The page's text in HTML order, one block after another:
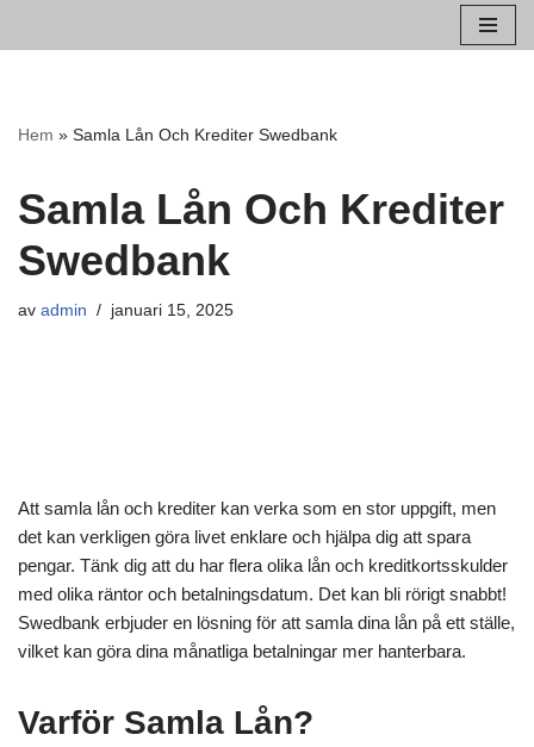
Hem » Samla Lån Och Krediter Swedbank
Samla Lån Och Krediter
Swedbank
av admin januari 15, 2025
Att samla lån och krediter kan verka som en stor uppgift, men
det kan verkligen göra livet enklare och hjälpa dig att spara
pengar. Tänk dig att du har flera olika lån och kreditkortsskulder
med olika räntor och betalningsdatum. Det kan bli rörigt snabbt!
Swedbank erbjuder en lösning för att samla dina lån på ett ställe,
vilket kan göra dina månatliga betalningar mer hanterbara.
Varför Samla Lån?